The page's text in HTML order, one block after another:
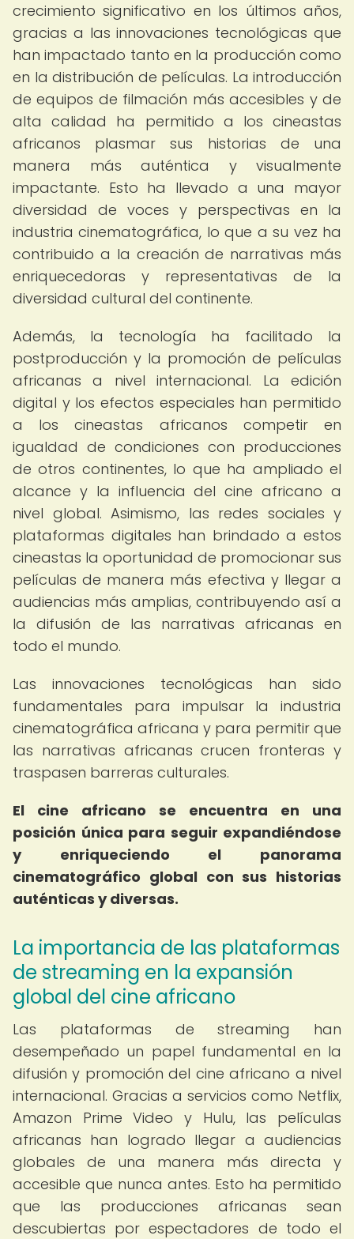
crecimiento significativo en los últimos años,
gracias a las innovaciones tecnológicas que
han impactado tanto en la producción como
en la distribución de películas. La introducción
de equipos de filmación más accesibles y de
alta calidad ha permitido a los cineastas
africanos plasmar sus historias de una
manera más auténtica y visualmente
impactante. Esto ha llevado a una mayor
diversidad de voces y perspectivas en la
industria cinematográfica, lo que a su vez ha
contribuido a la creación de narrativas más
enriquecedoras y representativas de la
diversidad cultural del continente.
Además, la tecnología ha facilitado la
postproducción y la promoción de películas
africanas a nivel internacional. La edición
digital y los efectos especiales han permitido
a los cineastas africanos competir en
igualdad de condiciones con producciones
de otros continentes, lo que ha ampliado el
alcance y la influencia del cine africano a
nivel global. Asimismo, las redes sociales y
plataformas digitales han brindado a estos
cineastas la oportunidad de promocionar sus
películas de manera más efectiva y llegar a
audiencias más amplias, contribuyendo así a
la difusión de las narrativas africanas en
todo el mundo.
Las innovaciones tecnológicas han sido
fundamentales para impulsar la industria
cinematográfica africana y para permitir que
las narrativas africanas crucen fronteras y
traspasen barreras culturales.
El cine africano se encuentra en una
posición única para seguir expandiéndose
y enriqueciendo el panorama
cinematográfico global con sus historias
auténticas y diversas.
La importancia de las plataformas
de streaming en la expansión
global del cine africano
Las plataformas de streaming han
desempeñado un papel fundamental en la
difusión y promoción del cine africano a nivel
internacional. Gracias a servicios como Netflix,
Amazon Prime Video y Hulu, las películas
africanas han logrado llegar a audiencias
globales de una manera más directa y
accesible que nunca antes. Esto ha permitido
que las producciones africanas sean
descubiertas por espectadores de todo el